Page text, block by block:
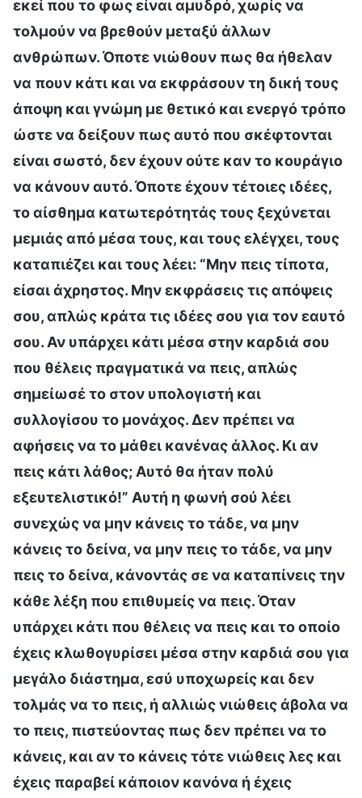
εκεί που το φως είναι αμυδρό, χωρίς να
τολμούν να βρεθούν μεταξύ άλλων
ανθρώπων. Όποτε νιώθουν πως θα ήθελαν
να πουν κάτι και να εκφράσουν τη δική τους
άποψη και γνώμη με θετικό και ενεργό τρόπο
ώστε να δείξουν πως αυτό που σκέφτονται
είναι σωστό, δεν έχουν ούτε καν το κουράγιο
να κάνουν αυτό. Όποτε έχουν τέτοιες ιδέες,
το αίσθημα κατωτερότητάς τους ξεχύνεται
μεμιάς από μέσα τους, και τους ελέγχει, τους
καταπιέζει και τους λέει: “Μην πεις τίποτα,
είσαι άχρηστος. Μην εκφράσεις τις απόψεις
σου, απλώς κράτα τις ιδέες σου για τον εαυτό
σου. Αν υπάρχει κάτι μέσα στην καρδιά σου
που θέλεις πραγματικά να πεις, απλώς
σημείωσέ το στον υπολογιστή και
συλλογίσου το μονάχος. Δεν πρέπει να
αφήσεις να το μάθει κανένας άλλος. Κι αν
πεις κάτι λάθος; Αυτό θα ήταν πολύ
εξευτελιστικό!” Αυτή η φωνή σού λέει
συνεχώς να μην κάνεις το τάδε, να μην
κάνεις το δείνα, να μην πεις το τάδε, να μην
πεις το δείνα, κάνοντάς σε να καταπίνεις την
κάθε λέξη που επιθυμείς να πεις. Όταν
υπάρχει κάτι που θέλεις να πεις και το οποίο
έχεις κλωθογυρίσει μέσα στην καρδιά σου για
μεγάλο διάστημα, εσύ υποχωρείς και δεν
τολμάς να το πεις, ή αλλιώς νιώθεις άβολα να
το πεις, πιστεύοντας πως δεν πρέπει να το
κάνεις, και αν το κάνεις τότε νιώθεις λες και
έχεις παραβεί κάποιον κανόνα ή έχεις